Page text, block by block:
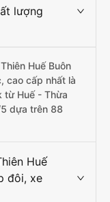
lượng
Huế Buôn
cao cấp nhất là
từ Huế - Thừa
dựa trên 88
Huế
đôi, xe